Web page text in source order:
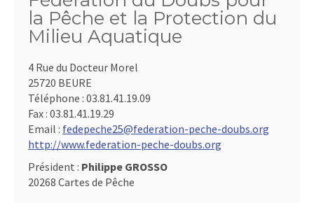
la Pêche et la Protection du
Milieu Aquatique
4 Rue du Docteur Morel
25720 BEURE
Téléphone : 03.81.41.19.09
Fax : 03.81.41.19.29
Email : fedepeche25@federation-peche-doubs.org
http://www.federation-peche-doubs.org
Président : Philippe GROSSO
20268 Cartes de Pêche